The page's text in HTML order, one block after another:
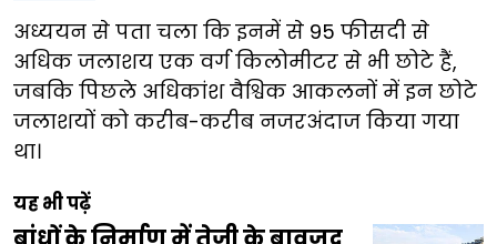
अध्ययन से पता चला कि इनमें से 95 फीसदी से
अधिक जलाशय एक वर्ग किलोमीटर से भी छोटे हैं,
जबकि पिछले अधिकांश वैश्विक आकलनों में इन छोटे
जलाशयों को करीब-करीब नजरअंदाज किया गया
था।
यह भी पढ़ें